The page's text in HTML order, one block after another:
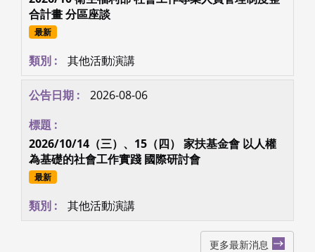
合計畫 分區座談
最新
其他活動演講
2026-08-06
2026/10/14（三）、15（四） 家扶基金會 以人權
為基礎的社會工作實踐 國際研討會
最新
其他活動演講
更多最新消息